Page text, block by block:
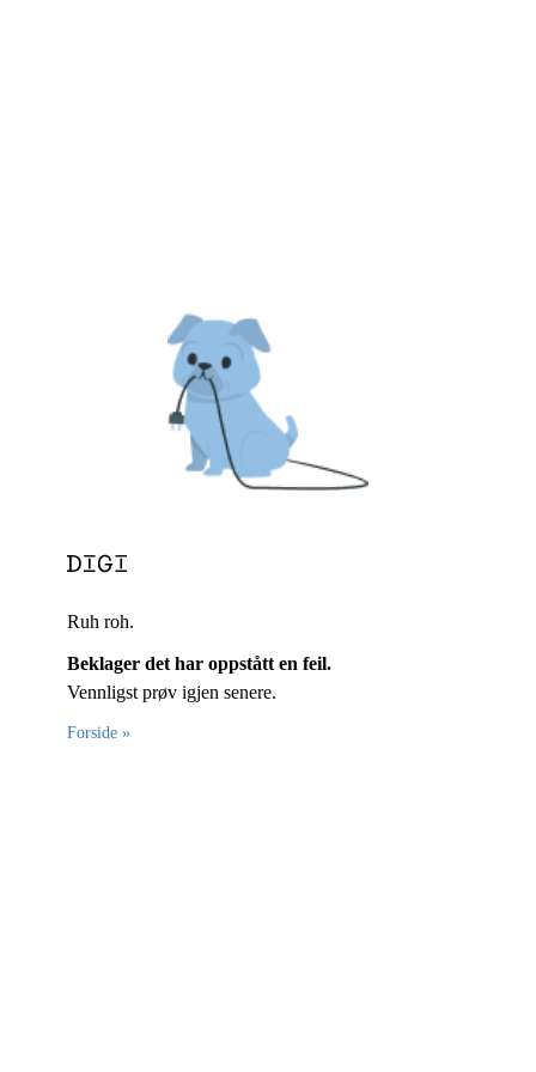
Ruh roh.
Beklager det har oppstått en feil.
Vennligst prøv igjen senere.
Forside »